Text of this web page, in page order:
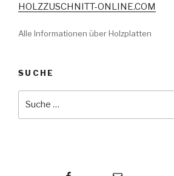
HOLZZUSCHNITT-ONLINE.COM
Alle Informationen über Holzplatten
SUCHE
E-Mail